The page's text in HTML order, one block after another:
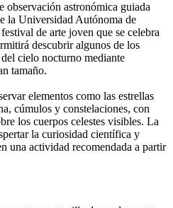
observación astronómica guiada
la Universidad Autónoma de
de arte joven que se celebra
descubrir algunos de los
cielo nocturno mediante
tamaño.
elementos como las estrellas
cúmulos y constelaciones, con
los cuerpos celestes visibles. La
la curiosidad científica y
una actividad recomendada a partir